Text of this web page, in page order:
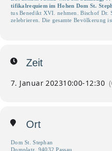
ti­fi­kal­re­qui­em im Hohen Dom St.
tus Bene­dikt XVI . neh­men. Bischof Dr.
zele­brie­ren. Die gesam­te Bevöl­ke­rung
Zeit
7. Januar 202310:00-12:30
Ort
Dom St. Stephan
Domplatz, 94032 Passau